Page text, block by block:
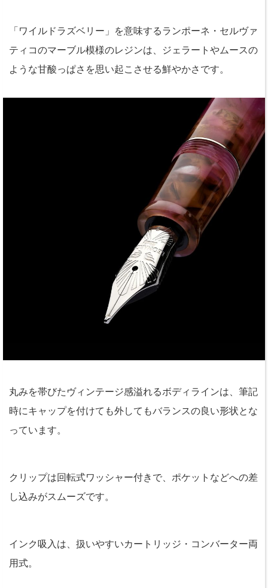
「ワイルドラズベリー」を意味するランポーネ・セルヴァ
ティコのマーブル模様のレジンは、ジェラートやムースの
ような甘酸っぱさを思い起こさせる鮮やかさです。
丸みを帯びたヴィンテージ感溢れるボディラインは、筆記
時にキャップを付けても外してもバランスの良い形状とな
っています。
クリップは回転式ワッシャー付きで、ポケットなどへの差
し込みがスムーズです。
インク吸入は、扱いやすいカートリッジ・コンバーター両
用式。